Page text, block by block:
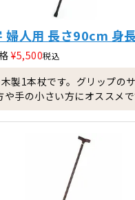
婦人用 長さ90cm 身
¥5,500税込
製1本杖です。グリップの
手の小さい方にオススメで